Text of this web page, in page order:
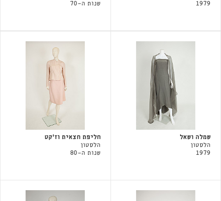
1979
שנות ה-70
שמלה ושאל
הלסטון
1979
חליפת חצאית וז'קט
הלסטון
שנות ה-80